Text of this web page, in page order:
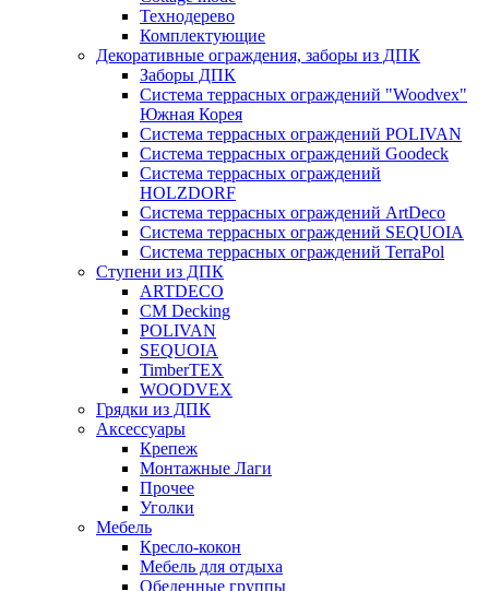
Технодерево
Комплектующие
Декоративные ограждения, заборы из ДПК
Заборы ДПК
Система террасных ограждений "Woodvex"
Южная Корея
Система террасных ограждений POLIVAN
Система террасных ограждений Goodeck
Система террасных ограждений
HOLZDORF
Система террасных ограждений ArtDeco
Система террасных ограждений SEQUOIA
Система террасных ограждений TerraPol
Ступени из ДПК
ARTDECO
CM Decking
POLIVAN
SEQUOIA
TimberTEX
WOODVEX
Грядки из ДПК
Аксессуары
Крепеж
Монтажные Лаги
Прочее
Уголки
Мебель
Кресло-кокон
Мебель для отдыха
Обеденные группы